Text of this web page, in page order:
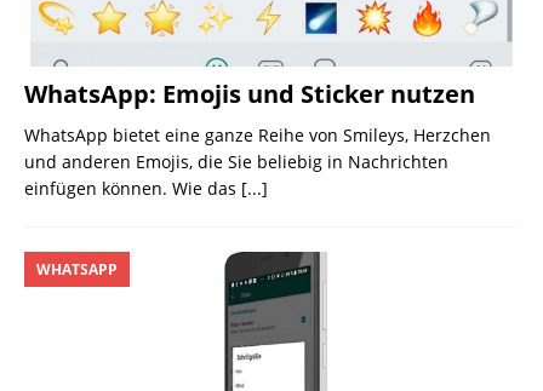
WhatsApp: Emojis und Sticker nutzen
WhatsApp bietet eine ganze Reihe von Smileys, Herzchen
und anderen Emojis, die Sie beliebig in Nachrichten
einfügen können. Wie das [...]
WHATSAPP